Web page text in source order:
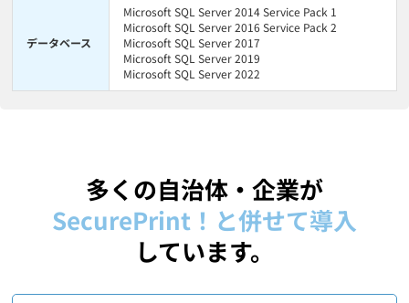
データベース
Microsoft SQL Server 2014 Service Pack 1
Microsoft SQL Server 2016 Service Pack 2
Microsoft SQL Server 2017
Microsoft SQL Server 2019
Microsoft SQL Server 2022
多くの自治体・企業が
SecurePrint！と併せて導入
しています。